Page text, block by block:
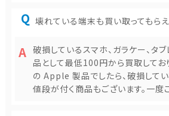
壊れている端末も買い取ってもら
破損しているスマホ、ガラケー、タ
品として最低100円から買取して
の Apple 製品でしたら、破損して
値段が付く商品もございます。一度